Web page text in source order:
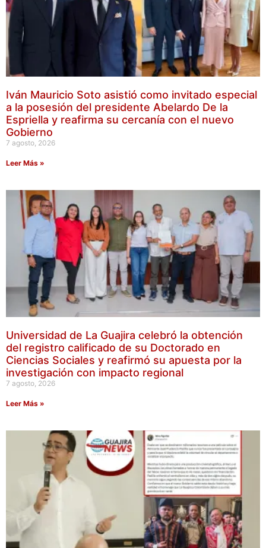
Iván Mauricio Soto asistió como invitado especial
a la posesión del presidente Abelardo De la
Espriella y reafirma su cercanía con el nuevo
Gobierno
7 agosto, 2026
Leer Más »
Universidad de La Guajira celebró la obtención
del registro calificado de su Doctorado en
Ciencias Sociales y reafirmó su apuesta por la
investigación con impacto regional
7 agosto, 2026
Leer Más »